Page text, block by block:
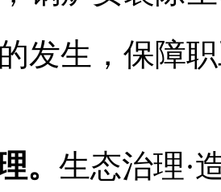
发生，保障
。生态治理·